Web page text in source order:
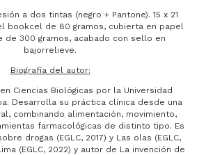
a dos tintas (negro + Pantone). 15 x 21
bookcel de 80 gramos, cubierta en papel
de 300 gramos, acabado con sello en
bajorrelieve.
Biografía del autor:
Ciencias Biológicas por la Universidad
Desarrolla su práctica clínica desde una
combinando alimentación, movimiento,
farmacológicas de distinto tipo. Es
drogas (EGLC, 2017) y Las olas (EGLC,
(EGLC, 2022) y autor de La invención de